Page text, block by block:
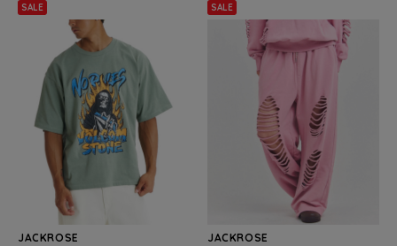
SALE
JACKROSE
SALE
JACKROSE